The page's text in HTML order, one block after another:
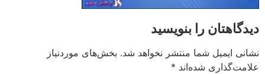
دیدگاهتان را بنویسید
نشانی ایمیل شما منتشر نخواهد شد. بخش‌های موردنیاز
علامت‌گذاری شده‌اند *